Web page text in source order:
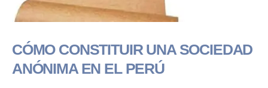
CÓMO CONSTITUIR UNA SOCIEDAD
ANÓNIMA EN EL PERÚ